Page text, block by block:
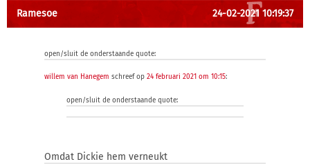
Ramesoe 24-02-2021 10:19:37
open/sluit de onderstaande quote:
willem van Hanegem schreef op 24 februari 2021 om 10:15:
open/sluit de onderstaande quote:
Omdat Dickie hem verneukt